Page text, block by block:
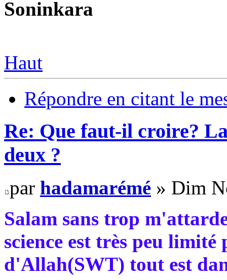
Soninkara
Haut
Répondre en citant le
Re: Que faut-il croire?
deux ?
par hadamarémé » Dim
Salam sans trop
science est très peu
d'Allah(SWT) tout est